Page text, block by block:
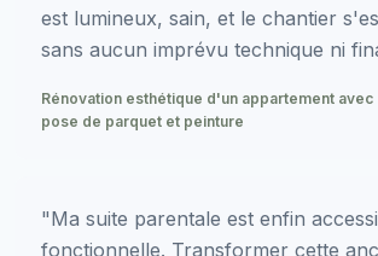
est lumineux, sain, et le chantier
sans aucun imprévu technique ni
Rénovation esthétique d'un appartement avec
pose de parquet et peinture
"Ma suite parentale est enfin
fonctionnelle. Transformer cette